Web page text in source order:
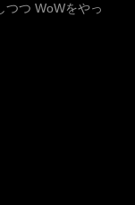
つつ WoWをやっ